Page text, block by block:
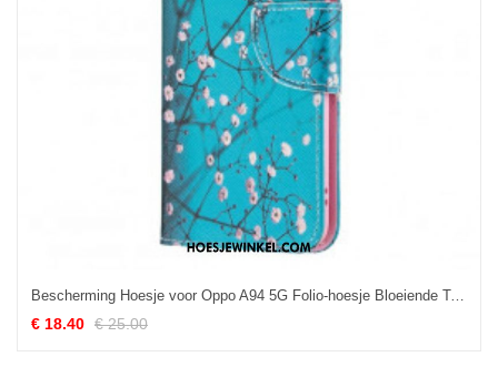
Bescherming Hoesje voor Oppo A94 5G Folio-hoesje Bloeiende Takken
€ 18.40 € 25.00